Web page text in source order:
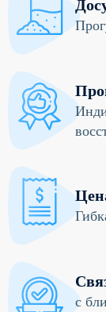
с